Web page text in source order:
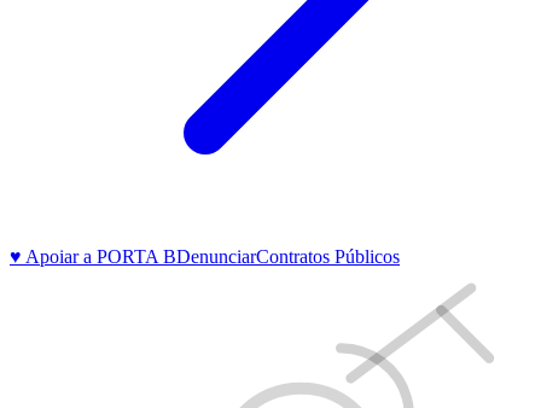
♥ Apoiar a PORTA BDenunciarContratos Públicos